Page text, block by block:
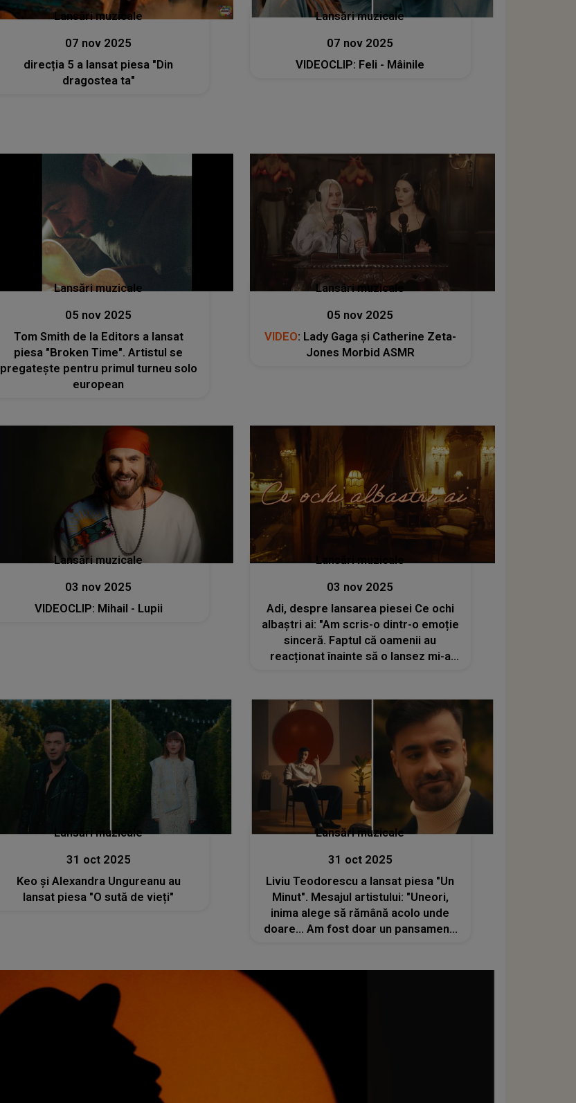
Lansări muzicale
07 nov 2025
direcția 5 a lansat piesa "Din
dragostea ta"
Lansări muzicale
07 nov 2025
VIDEOCLIP: Feli - Mâinile
Lansări muzicale
05 nov 2025
Tom Smith de la Editors a lansat
piesa "Broken Time". Artistul se
pregatește pentru primul turneu solo
european
Lansări muzicale
05 nov 2025
VIDEO: Lady Gaga și Catherine Zeta-
Jones Morbid ASMR
Lansări muzicale
03 nov 2025
VIDEOCLIP: Mihail - Lupii
Lansări muzicale
03 nov 2025
Adi, despre lansarea piesei Ce ochi
albaștri ai: "Am scris-o dintr-o emoție
sinceră. Faptul că oamenii au
reacționat înainte să o lansez mi-a
Lansări muzicale
31 oct 2025
Keo și Alexandra Ungureanu au
lansat piesa "O sută de vieți"
Lansări muzicale
31 oct 2025
Liviu Teodorescu a lansat piesa "Un
Minut". Mesajul artistului: "Uneori,
inima alege să rămână acolo unde
doare... Am fost doar un pansament,